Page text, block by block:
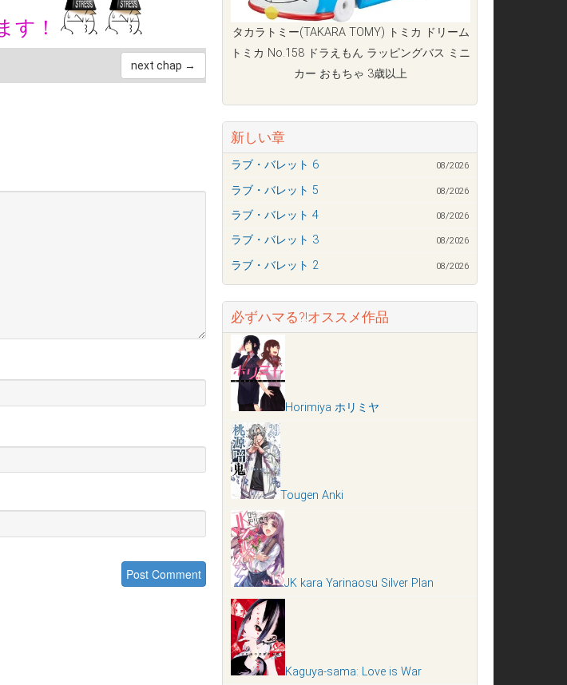
す！
next chap →
タカラトミー(TAKARA TOMY) トミカ ドリーム
トミカ No.158 ドラえもん ラッピングバス ミニ
カー おもちゃ 3歳以上
新しい章
ラブ・バレット 6 08/2026
ラブ・バレット 5 08/2026
ラブ・バレット 4 08/2026
ラブ・バレット 3 08/2026
ラブ・バレット 2 08/2026
必ずハマる?!オススメ作品
Horimiya ホリミヤ
Tougen Anki
JK kara Yarinaosu Silver Plan
Kaguya-sama: Love is War